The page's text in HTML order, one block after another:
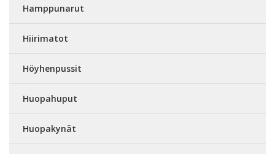
Hamppunarut
Hiirimatot
Höyhenpussit
Huopahuput
Huopakynät